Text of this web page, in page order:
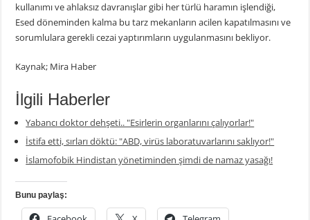
kullanımı ve ahlaksız davranışlar gibi her türlü haramın işlendiği,
Esed döneminden kalma bu tarz mekanların acilen kapatılmasını ve
sorumlulara gerekli cezai yaptırımların uygulanmasını bekliyor.
Kaynak; Mira Haber
İlgili Haberler
Yabancı doktor dehşeti.. "Esirlerin organlarını çalıyorlar!"
İstifa etti, sırları döktü: "ABD, virüs laboratuvarlarını saklıyor!"
İslamofobik Hindistan yönetiminden şimdi de namaz yasağı!
Bunu paylaş: